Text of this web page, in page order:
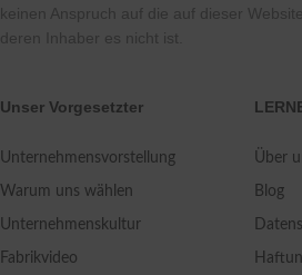
keinen Anspruch auf die auf dieser
deren Inhaber es nicht ist.
Unser Vorgesetzter
Unternehmensvorstellung
Warum uns wählen
Unternehmenskultur
Fabrikvideo
Über
Blog